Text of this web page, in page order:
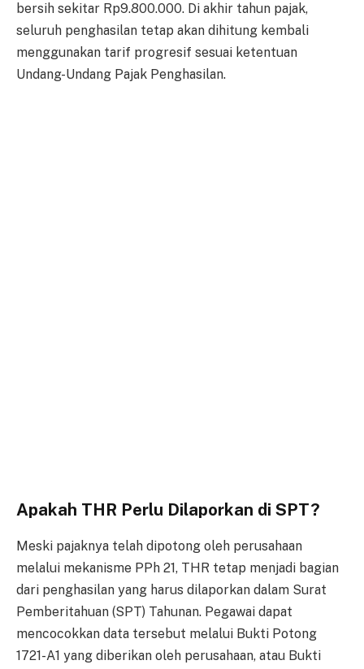
bersih sekitar Rp9.800.000. Di akhir tahun pajak,
seluruh penghasilan tetap akan dihitung kembali
menggunakan tarif progresif sesuai ketentuan
Undang-Undang Pajak Penghasilan.
Apakah THR Perlu Dilaporkan di SPT?
Meski pajaknya telah dipotong oleh perusahaan
melalui mekanisme PPh 21, THR tetap menjadi bagian
dari penghasilan yang harus dilaporkan dalam Surat
Pemberitahuan (SPT) Tahunan. Pegawai dapat
mencocokkan data tersebut melalui Bukti Potong
1721-A1 yang diberikan oleh perusahaan, atau Bukti